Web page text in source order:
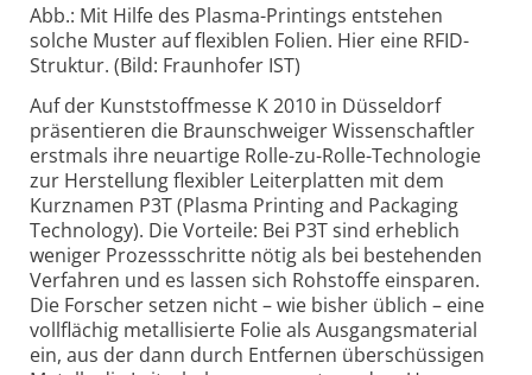
Abb.: Mit Hilfe des Plasma-Printings entstehen
solche Muster auf flexiblen Folien. Hier eine RFID-
Struktur. (Bild: Fraunhofer IST)
Auf der Kunststoffmesse K 2010 in Düsseldorf
präsentieren die Braunschweiger Wissenschaftler
erstmals ihre neuartige Rolle-zu-Rolle-Technologie
zur Herstellung flexibler Leiterplatten mit dem
Kurznamen P3T (Plasma Printing and Packaging
Technology). Die Vorteile: Bei P3T sind erheblich
weniger Prozessschritte nötig als bei bestehenden
Verfahren und es lassen sich Rohstoffe einsparen.
Die Forscher setzen nicht – wie bisher üblich – eine
vollflächig metallisierte Folie als Ausgangsmaterial
ein, aus der dann durch Entfernen überschüssigen